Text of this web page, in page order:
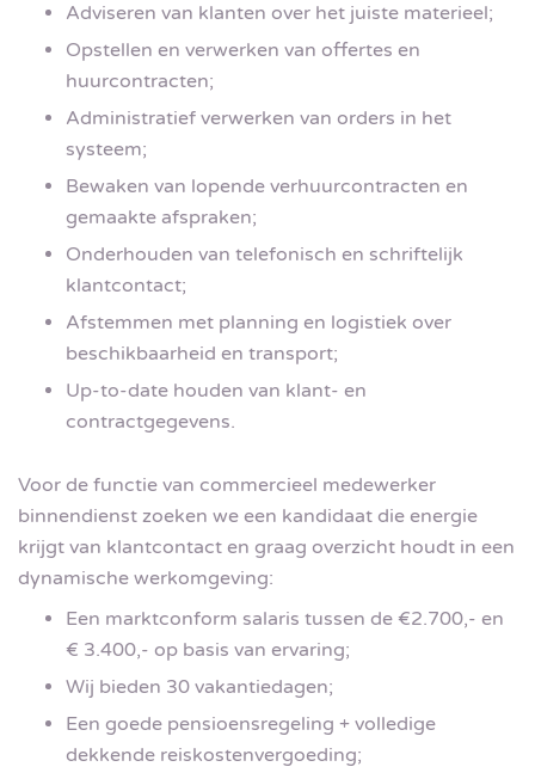
Adviseren van klanten over het juiste materieel;
Opstellen en verwerken van offertes en
huurcontracten;
Administratief verwerken van orders in het
systeem;
Bewaken van lopende verhuurcontracten en
gemaakte afspraken;
Onderhouden van telefonisch en schriftelijk
klantcontact;
Afstemmen met planning en logistiek over
beschikbaarheid en transport;
Up-to-date houden van klant- en
contractgegevens.
Voor de functie van commercieel medewerker
binnendienst zoeken we een kandidaat die energie
krijgt van klantcontact en graag overzicht houdt in een
dynamische werkomgeving:
Een marktconform salaris tussen de €2.700,- en
€ 3.400,- op basis van ervaring;
Wij bieden 30 vakantiedagen;
Een goede pensioensregeling + volledige
dekkende reiskostenvergoeding;